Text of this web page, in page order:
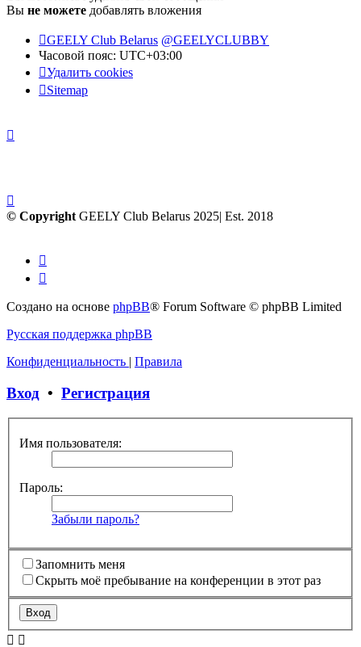
Вы не можете добавлять вложения
GEELY Club Belarus @GEELYCLUBBY
Часовой пояс: UTC+03:00
Удалить cookies
Sitemap
© Copyright GEELY Club Belarus 2025| Est. 2018
Создано на основе phpBB® Forum Software © phpBB Limited
Русская поддержка phpBB
Конфиденциальность | Правила
Вход • Регистрация
Имя пользователя:
Пароль:
Забыли пароль?
Запомнить меня
Скрыть моё пребывание на конференции в этот раз